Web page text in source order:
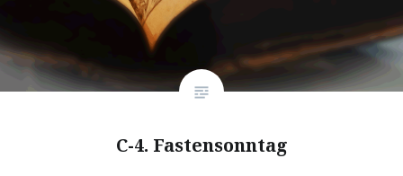
C-4. Fastensonntag